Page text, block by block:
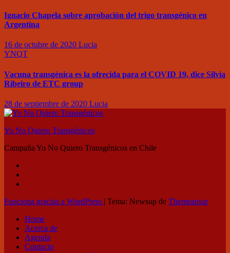
Ignacio Chapela sobre aprobación del trigo transgénico en
Argentina
16 de octubre de 2020 Lucia
YNQT
Vacuna transgénica es la ofrecida para el COVID 19, dice Silvia
Ribeiro de ETC group
28 de septiembre de 2020 Lucia
Yo No Quiero Transgénicos
Campaña Yo No Quiero Transgénicos en Chile
Funciona gracias a WordPress | Tema: Newsup de Themeansar
Home
Acerca de
Agenda
Contacto